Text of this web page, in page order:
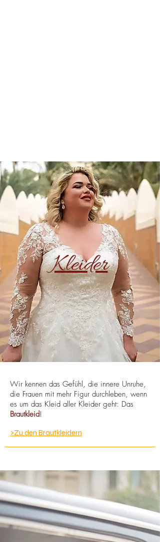
Kleider
Wir kennen das Gefühl, die innere Unruhe,
die Frauen mit mehr Figur durchleben, wenn
es um das Kleid aller Kleider geht: Das
Brautkleid!
>Zu den Brautkleidern